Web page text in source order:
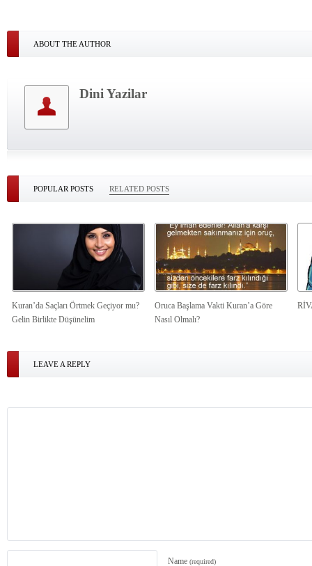
ABOUT THE AUTHOR
Dini Yazilar
POPULAR POSTS RELATED POSTS
Kuran’da Saçları Örtmek Geçiyor mu?
Gelin Birlikte Düşünelim
Oruca Başlama Vakti Kuran’a Göre
Nasıl Olmalı?
LEAVE A REPLY
Name (required)